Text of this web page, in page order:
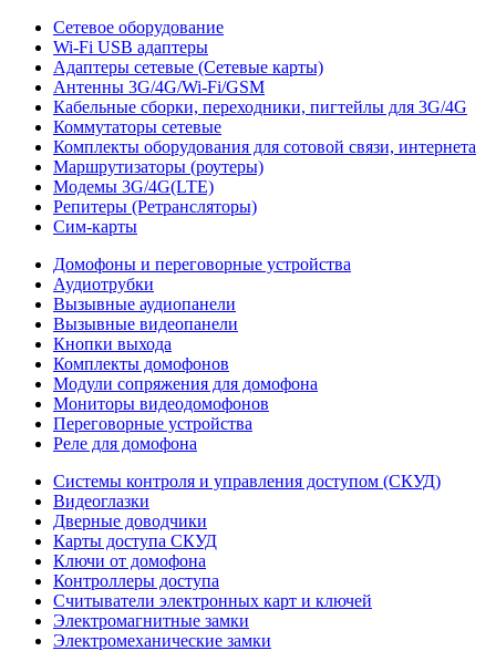
Сетевое оборудование
Wi-Fi USB адаптеры
Адаптеры сетевые (Сетевые карты)
Антенны 3G/4G/Wi-Fi/GSM
Кабельные сборки, переходники, пигтейлы для 3G/4G
Коммутаторы сетевые
Комплекты оборудования для сотовой связи, интернета
Маршрутизаторы (роутеры)
Модемы 3G/4G(LTE)
Репитеры (Ретрансляторы)
Сим-карты
Домофоны и переговорные устройства
Аудиотрубки
Вызывные аудиопанели
Вызывные видеопанели
Кнопки выхода
Комплекты домофонов
Модули сопряжения для домофона
Мониторы видеодомофонов
Переговорные устройства
Реле для домофона
Системы контроля и управления доступом (СКУД)
Видеоглазки
Дверные доводчики
Карты доступа СКУД
Ключи от домофона
Контроллеры доступа
Считыватели электронных карт и ключей
Электромагнитные замки
Электромеханические замки